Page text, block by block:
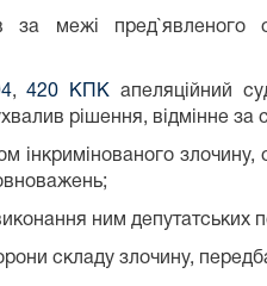
за межі
,420 КПК апеляційний
рішення, відмінне за
інкримінованого
ним
складу злочину,